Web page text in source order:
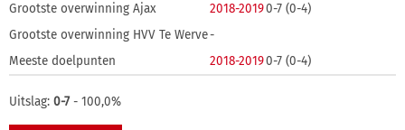
Grootste overwinning Ajax
2018-20190-7 (0-4)
Grootste overwinning HVV Te Werve-
Meeste doelpunten
2018-20190-7 (0-4)
Uitslag: 0-7- 100,0%